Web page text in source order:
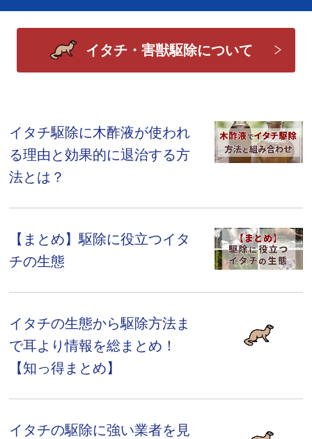
イタチ・害獣駆除について
イタチ駆除に木酢液が使われ
る理由と効果的に退治する方
法とは？
【まとめ】駆除に役立つイタ
チの生態
イタチの生態から駆除方法ま
で耳より情報を総まとめ！
【知っ得まとめ】
イタチの駆除に強い業者を見